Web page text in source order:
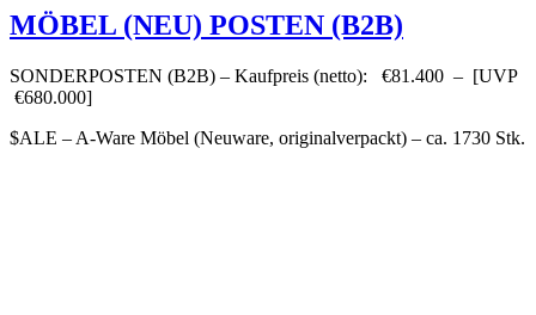
MÖBEL (NEU) POSTEN (B2B)
SONDERPOSTEN (B2B) – Kaufpreis (netto): €81.400 – [UVP
€680.000]
$ALE – A-Ware Möbel (Neuware, originalverpackt) – ca. 1730 Stk.